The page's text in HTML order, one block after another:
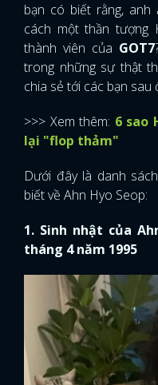
bạn có biết rằng, anh
cách một thần tượng
thành viên của GOT7
trong những sự thật
chia sẻ tới các bạn sau
>>> Xem thêm: 6 sao
lại "flop thảm"
Dưới đây là danh
biết về Ahn Hyo Seop:
1. Sinh nhật của
tháng 4 năm 1995